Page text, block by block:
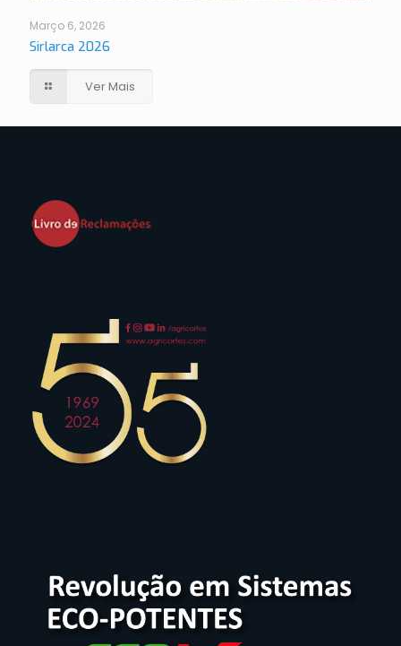
Março 6, 2026
Sirlarca 2026
Ver Mais